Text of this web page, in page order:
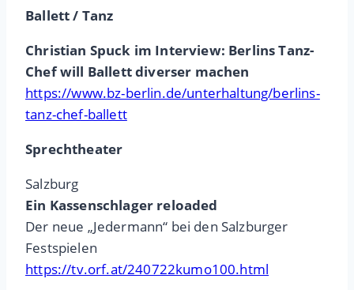
Ballett / Tanz
Christian Spuck im Interview: Berlins Tanz-
Chef will Ballett diverser machen
https://www.bz-berlin.de/unterhaltung/berlins-
tanz-chef-ballett
Sprechtheater
Salzburg
Ein Kassenschlager reloaded
Der neue „Jedermann“ bei den Salzburger
Festspielen
https://tv.orf.at/240722kumo100.html